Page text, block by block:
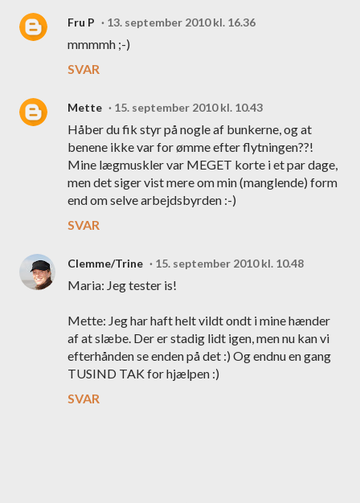
Fru P 13. september 2010 kl. 16.36
mmmmh ;-)
SVAR
Mette 15. september 2010 kl. 10.43
Håber du fik styr på nogle af bunkerne, og at
benene ikke var for ømme efter flytningen??!
Mine lægmuskler var MEGET korte i et par dage,
men det siger vist mere om min (manglende) form
end om selve arbejdsbyrden :-)
SVAR
Clemme/Trine 15. september 2010 kl. 10.48
Maria: Jeg tester is!
Mette: Jeg har haft helt vildt ondt i mine hænder
af at slæbe. Der er stadig lidt igen, men nu kan vi
efterhånden se enden på det :) Og endnu en gang
TUSIND TAK for hjælpen :)
SVAR